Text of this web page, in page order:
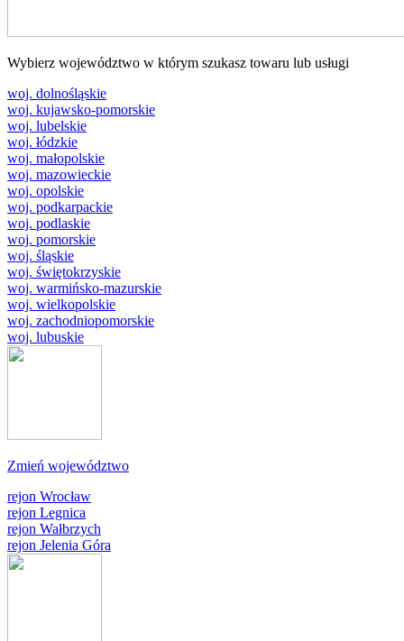
Wybierz województwo w którym szukasz towaru lub usługi
woj. dolnośląskie
woj. kujawsko-pomorskie
woj. lubelskie
woj. łódzkie
woj. małopolskie
woj. mazowieckie
woj. opolskie
woj. podkarpackie
woj. podlaskie
woj. pomorskie
woj. śląskie
woj. świętokrzyskie
woj. warmińsko-mazurskie
woj. wielkopolskie
woj. zachodniopomorskie
woj. lubuskie
Zmień województwo
rejon Wrocław
rejon Legnica
rejon Wałbrzych
rejon Jelenia Góra